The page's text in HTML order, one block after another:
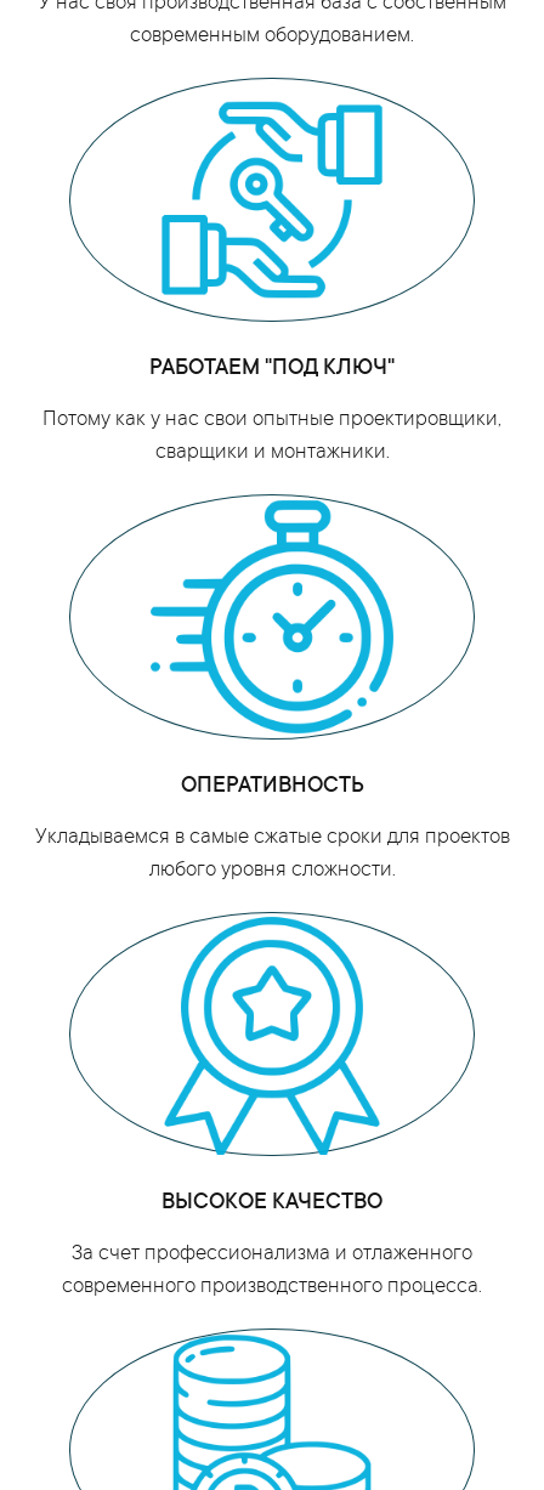
современным оборудованием.
РАБОТАЕМ "ПОД КЛЮЧ"
Потому как у нас свои опытные проектировщики,
сварщики и монтажники.
ОПЕРАТИВНОСТЬ
Укладываемся в самые сжатые сроки для проектов
любого уровня сложности.
ВЫСОКОЕ КАЧЕСТВО
За счет профессионализма и отлаженного
современного производственного процесса.